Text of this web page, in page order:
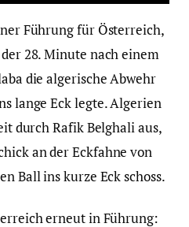
Führung für Österreich,
28. Minute nach einem
die algerische Abwehr
lange Eck legte. Algerien
durch Rafik Belghali aus,
an der Eckfahne von
Ball ins kurze Eck schoss.
erneut in Führung: